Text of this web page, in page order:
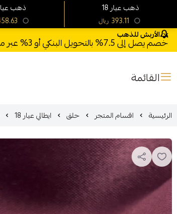
الأربش للذهب
خصم يصل إلى 7.5% بالتحويل البنكي أو 3% عبر مدى وSTC Pay + خصم بكود **X123** وشحن مجاني للطلبات فوق 1000 ريال
القائمة
الرئيسية اقسام المتجر حلق ايطالي عيار 18
21 ذهب 18 ذهب عيار
ريال 393.11